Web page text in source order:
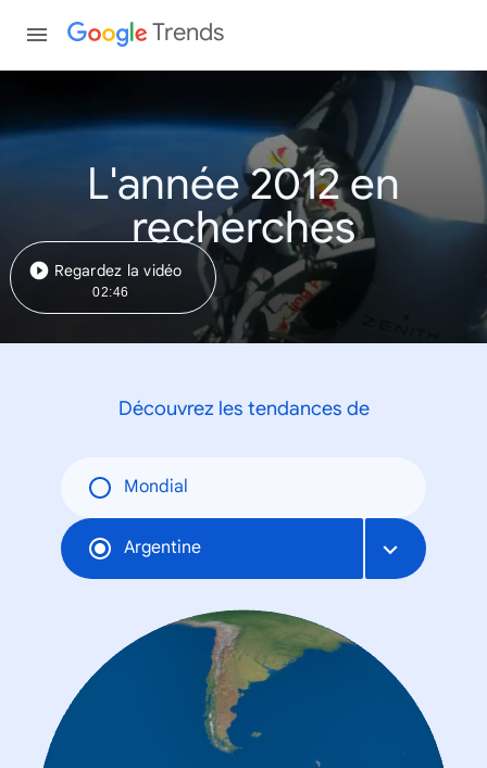
Trends
L'année 2012 en
recherches
Regardez la vidéo
02:46
Découvrez les tendances de
Mondial
Argentine